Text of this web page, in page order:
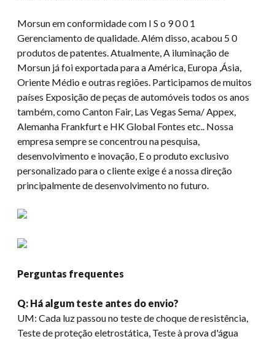
Morsun em conformidade com I S o 9 0 0 1
Gerenciamento de qualidade. Além disso, acabou 5 0
produtos de patentes. Atualmente, A iluminação de
Morsun já foi exportada para a América, Europa ,Ásia,
Oriente Médio e outras regiões. Participamos de muitos
países Exposição de peças de automóveis todos os anos
também, como Canton Fair, Las Vegas Sema/ Appex,
Alemanha Frankfurt e HK Global Fontes etc.. Nossa
empresa sempre se concentrou na pesquisa,
desenvolvimento e inovação, E o produto exclusivo
personalizado para o cliente exige é a nossa direção
principalmente de desenvolvimento no futuro.
Perguntas frequentes
Q: Há algum teste antes do envio?
UM: Cada luz passou no teste de choque de resistência,
Teste de proteção eletrostática, Teste à prova d'água